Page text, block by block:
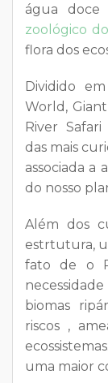
água
zoológico
flora dos
Dividido
World,
River
das mais
associada a
do nosso
Além dos
estrtutura,
fato de o
biomas
riscos ,
uma maior